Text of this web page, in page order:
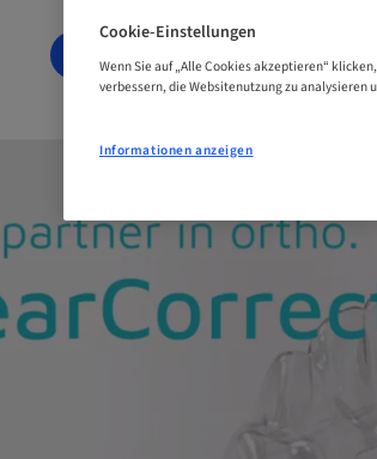
JETZT BUCHEN
Cookie-Einstellungen
Wenn Sie auf „Alle Cookies akzeptieren“
verbessern, die Websitenutzung zu
Informationen anzeigen